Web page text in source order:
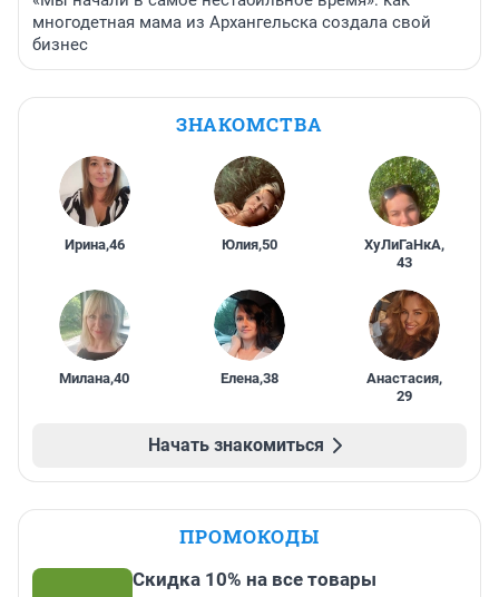
многодетная мама из Архангельска создала свой
бизнес
ЗНАКОМСТВА
Ирина,46 Юлия,50 ХуЛиГаНкА,
43
Милана,40 Елена,38 Анастасия,
29
Начать знакомиться
ПРОМОКОДЫ
Скидка 10% на все товары